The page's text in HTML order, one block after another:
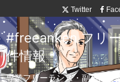
Twitter
#freeanken フリ
件情報
専業フリーランス・副業向け